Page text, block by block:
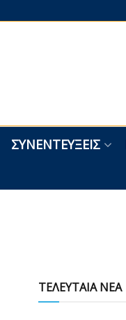
ΣΥΝΕΝΤΕΎΞΕΙΣ
ΤΕΛΕΥΤΑΙΑ ΝΕΑ